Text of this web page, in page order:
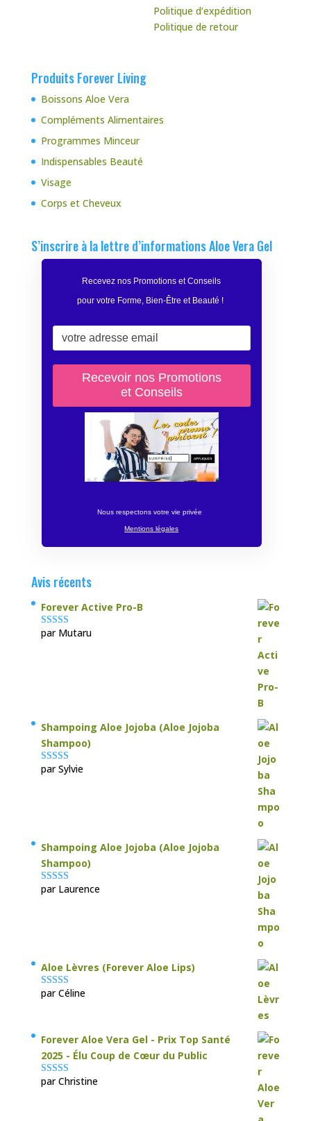
Politique d’expédition
Politique de retour
Produits Forever Living
Boissons Aloe Vera
Compléments Alimentaires
Programmes Minceur
Indispensables Beauté
Visage
Corps et Cheveux
S’inscrire à la lettre d’informations Aloe Vera Gel
Recevez nos Promotions et Conseils
pour votre Forme, Bien-Être et Beauté !
Nous respectons votre vie privée
Mentions légales
Avis récents
Forever Active Pro-B
Note4sur
par Mutaru
Shampoing Aloe Jojoba (Aloe Jojoba
Shampoo)
Note5sur 5
par Sylvie
Shampoing Aloe Jojoba (Aloe Jojoba
Shampoo)
Note5sur 5
par Laurence
Aloe Lèvres (Forever Aloe Lips)
Note5sur 5
par Céline
Forever Aloe Vera Gel - Prix Top Santé
2025 - Élu Coup de Cœur du Public
Note5sur 5
par Christine